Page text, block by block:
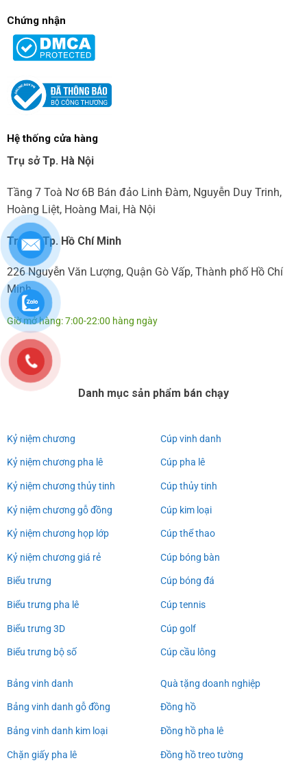
Chứng nhận
Hệ thống cửa hàng
Trụ sở Tp. Hà Nội
Tầng 7 Toà Nơ 6B Bán đảo Linh Đàm, Nguyễn Duy Trinh,
Hoàng Liệt, Hoàng Mai, Hà Nội
Trụ sở Tp. Hồ Chí Minh
226 Nguyễn Văn Lượng, Quận Gò Vấp, Thành phố Hồ Chí
Minh
Giờ mở hàng: 7:00-22:00 hàng ngày
Danh mục sản phẩm bán chạy
Kỷ niệm chương
Kỷ niệm chương pha lê
Kỷ niệm chương thủy tinh
Kỷ niệm chương gỗ đồng
Kỷ niệm chương họp lớp
Kỷ niệm chương giá rẻ
Biểu trưng
Biểu trưng pha lê
Biểu trưng 3D
Biểu trưng bộ số
Cúp vinh danh
Cúp pha lê
Cúp thủy tinh
Cúp kim loại
Cúp thể thao
Cúp bóng bàn
Cúp bóng đá
Cúp tennis
Cúp golf
Cúp cầu lông
Bảng vinh danh
Bảng vinh danh gỗ đồng
Bảng vinh danh kim loại
Chặn giấy pha lê
Quà tặng doanh nghiệp
Đồng hồ
Đồng hồ pha lê
Đồng hồ treo tường